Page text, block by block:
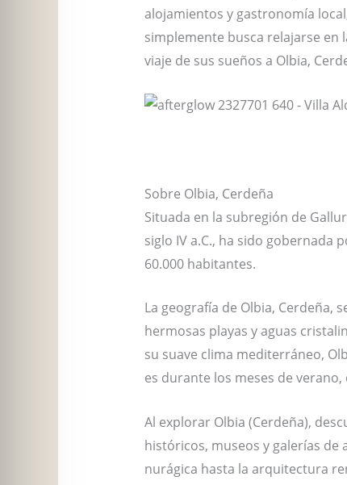
alojamientos y gastronomía
simplemente busca relajarse en
viaje de sus sueños a Olbia,
Sobre Olbia, Cerdeña
Situada en la subregión de
siglo IV a.C., ha sido gobernada
60.000 habitantes.
La geografía de Olbia, Cerdeña,
hermosas playas y aguas
su suave clima mediterráneo,
es durante los meses de
Al explorar Olbia (Cerdeña),
históricos, museos y galerías de
nurágica hasta la arquitectura